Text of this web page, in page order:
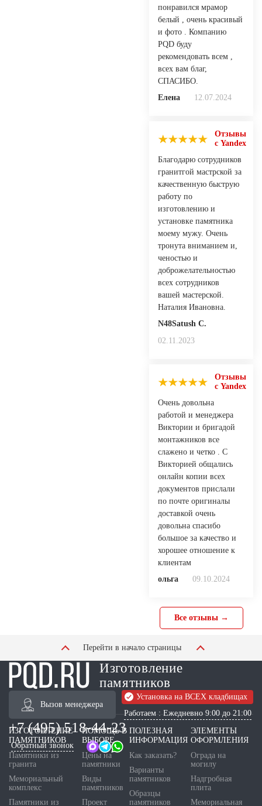
понравился мрамор
белый , очень красивый
и фото . Компанию
PQD буду
рекомендовать всем ,
всех вам благ,
СПАСИБО.
Елена
12.07.2024
Отзывы
с Yandex
Благодарю сотрудников
гранитгой мастрской за
качественную быструю
работу по
изготовлению и
установке памятника
моему мужу. Очень
тронута вниманием и,
ченостью и
доброжелательностью
всех сотрудников
вашей мастерской.
Наталия Ивановна.
N48Satush С.
02.11.2023
Отзывы
с Yandex
Очень довольна
работой и менеджера
Виктории и бригадой
монтажников все
слажено и четко . С
Викторией общались
онлайн копии всех
документов прислали
по почте оригиналы
доставкой очень
довольна спасибо
большое за качество и
хорошее отношение к
клиентам
ольга
09.10.2024
Все отзывы →
Перейти в начало страницы
Изготовление
памятников
Вызов менеджера
Установка на ВСЕХ кладбищах
Работаем : Ежедневно 9:00 до 21:00
+7 (495) 518-44-23
Обратный звонок
ИЗГОТОВЛЕНИЕ
ПАМЯТНИКОВ
Памятники из
гранита
Мемориальный
комплекс
Памятники из
ПОМОЩЬ В
ВЫБОРЕ
Цены на
памятники
Виды
памятников
Проект
ПОЛЕЗНАЯ
ИНФОРМАЦИЯ
Как заказать?
Варианты
памятников
Образцы
памятников
ЭЛЕМЕНТЫ
ОФОРМЛЕНИЯ
Ограда на
могилу
Надгробная
плита
Мемориальная